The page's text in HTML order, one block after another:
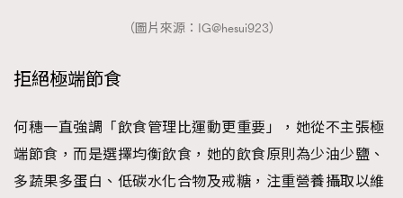
（圖片來源：IG@hesui923）
拒絕極端節食
何穗一直強調「飲食管理比運動更重要」，她從不主張極
端節食，而是選擇均衡飲食，她的飲食原則為少油少鹽、
多蔬果多蛋白、低碳水化合物及戒糖，注重營養攝取以維